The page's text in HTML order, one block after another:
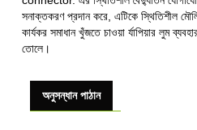
সনাক্তকরণ প্রদান করে, এটিকে স্থিতিশীল
কার্যকর সমাধান খুঁজতে চাওয়া র্যাপিয়ার লুম
তোলে।
অনুসন্ধান পাঠান